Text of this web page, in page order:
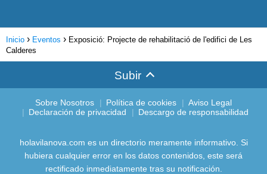
Inicio Eventos
Exposició: Projecte de rehabilitació de l'edifici de Les
Calderes
Subir
Sobre Nosotros Política de cookies
Aviso Legal
Declaración de privacidad
Descargo de responsabilidad
holavilanova.com es un directorio meramente informativo. Si
hubiera cualquier error en los datos contenidos, este será
rectificado inmediatamente tras su notificación.